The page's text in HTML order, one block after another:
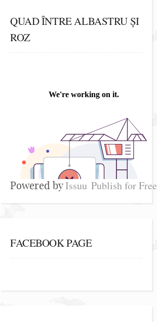
QUAD ÎNTRE ALBASTRU ȘI
ROZ
Powered byIssuu Publish for Free
FACEBOOK PAGE